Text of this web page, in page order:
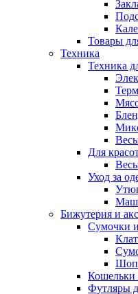
Товары
Техника
Техника
Для
Уход за
Бижутерия и
Сумочки
Кошельки
Футляры